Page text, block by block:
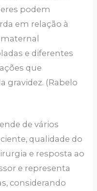
podem
em relação à
e diferentes
que
gravidez. (Rabelo
de vários
qualidade do
e resposta ao
e representa
considerando